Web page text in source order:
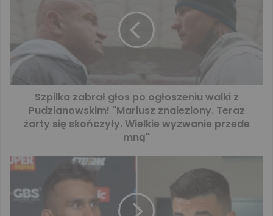
Szpilka zabrał głos po ogłoszeniu walki z
Pudzianowskim! "Mariusz znaleziony. Teraz
żarty się skończyły. Wielkie wyzwanie przede
mną"